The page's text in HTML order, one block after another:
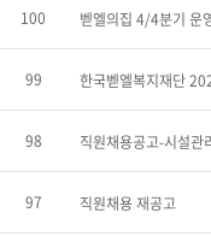
100 벧엘의집 4/4분기 운
99 한국벧엘복지재단
98 직원채용공고-시설관
97 직원채용 재공고